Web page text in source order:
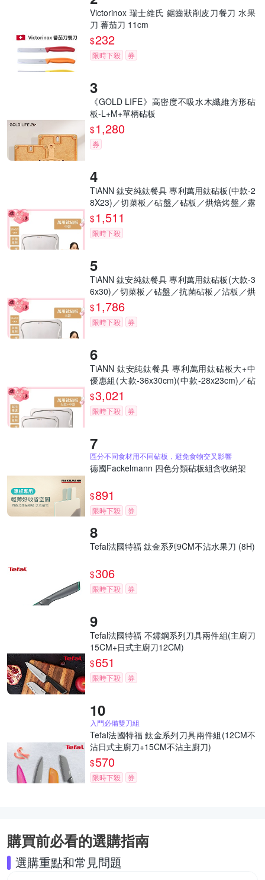
Victorinox 瑞士維氏 鋸齒狀削皮刀餐刀 水果
刀 蕃茄刀 11cm
$232
限時下殺 券
《GOLD LIFE》高密度不吸水木纖維方形砧
板-L+M+單柄砧板
$1,280
券
TiANN 鈦安純鈦餐具 專利萬用鈦砧板(中款-2
8X23)／切菜板／砧盤／砧板／烘焙烤盤／露
營餐盤
$1,511
限時下殺
TiANN 鈦安純鈦餐具 專利萬用鈦砧板(大款-3
6x30)／切菜板／砧盤／抗菌砧板／沾板／烘
焙烤盤／露營餐盤
$1,786
限時下殺 券
TiANN 鈦安純鈦餐具 專利萬用鈦砧板大+中
優惠組(大款-36x30cm)(中款-28x23cm)／砧
盤／沾板／切菜板／烘焙烤盤／露營餐盤
$3,021
限時下殺 券
區分不同食材用不同砧板，避免食物交叉影響
德國Fackelmann 四色分類砧板組含收納架
$891
限時下殺 券
Tefal法國特福 鈦金系列9CM不沾水果刀 (8H)
$306
限時下殺 券
Tefal法國特福 不鏽鋼系列刀具兩件組(主廚刀
15CM+日式主廚刀12CM)
$651
限時下殺 券
入門必備雙刀組
Tefal法國特福 鈦金系列刀具兩件組(12CM不
沾日式主廚刀+15CM不沾主廚刀)
$570
限時下殺 券
購買前必看的選購指南
選購重點和常見問題